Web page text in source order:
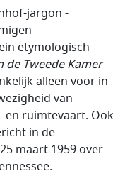
jargon -
-
etymologisch
de Tweede Kamer
alleen voor in
van
en ruimtevaart. Ook
in de
maart 1959 over